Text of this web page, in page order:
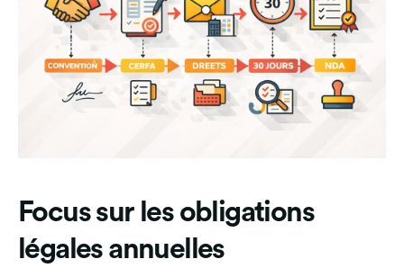
Focus sur les obligations
légales annuelles